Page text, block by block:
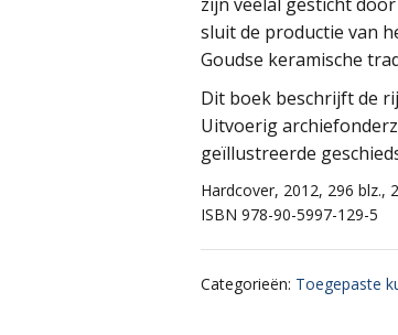
sluit de productie van
Goudse keramische
Dit boek beschrijft de
Uitvoerig
geïllustreerde
Hardcover, 2012, 296 blz.,
ISBN 978-90-5997-129-5
Categorieën: Toegepaste